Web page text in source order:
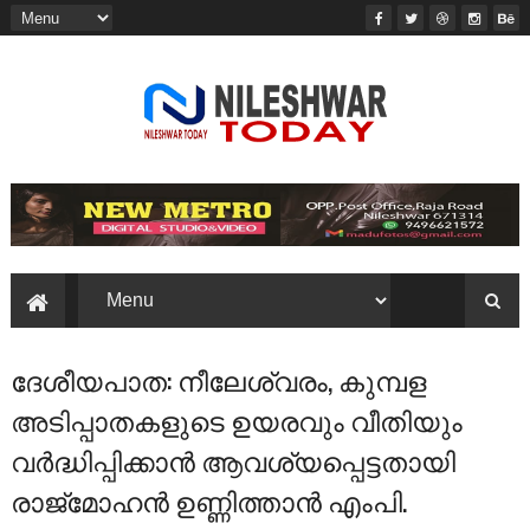
ദേശീയപാത: നീലേശ്വരം, കുമ്പള
അടിപ്പാതകളുടെ ഉയരവും വീതിയും
വർദ്ധിപ്പിക്കാൻ ആവശ്യപ്പെട്ടതായി
രാജ്മോഹൻ ഉണ്ണിത്താൻ എംപി.